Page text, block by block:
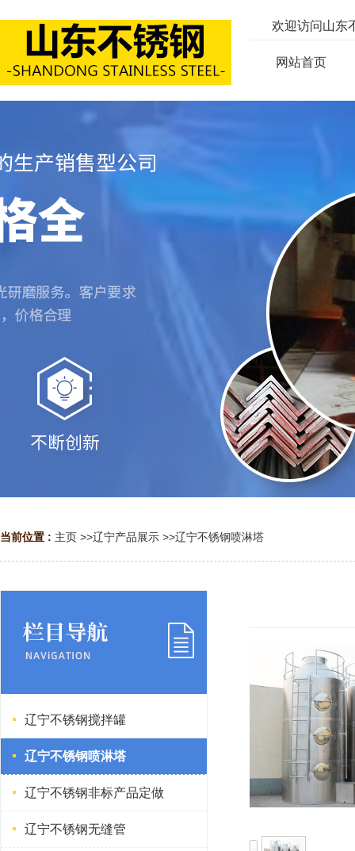
欢迎访问山东
网站首页
当前位置 : 主页 >>辽宁产品展示 >>辽宁不锈钢喷淋塔
辽宁不锈钢搅拌罐
辽宁不锈钢喷淋塔
辽宁不锈钢非标产品定做
辽宁不锈钢无缝管